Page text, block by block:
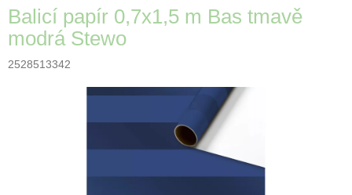
Dekorace
a
doplňky
Balicí papír 0,7x1,5 m Bas tmavě
modrá Stewo
2528513342